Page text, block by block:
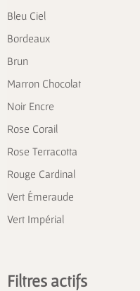
Bleu Ciel
Bordeaux
Brun
Marron Chocolat
Noir Encre
Rose Corail
Rose Terracotta
Rouge Cardinal
Vert Émeraude
Vert Impérial
Filtres actifs